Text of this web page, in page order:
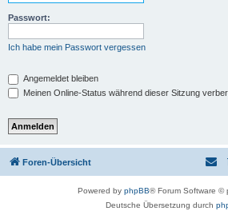
Passwort:
Ich habe mein Passwort vergessen
Angemeldet bleiben
Meinen Online-Status während dieser Sitzung
Foren-Übersicht
Powered by phpBB® Forum Software ©
Deutsche Übersetzung durch